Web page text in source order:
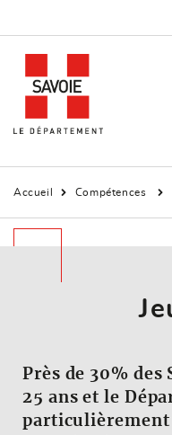
Accueil Compétences
Près de 30% des
25 ans et le
particulièrement